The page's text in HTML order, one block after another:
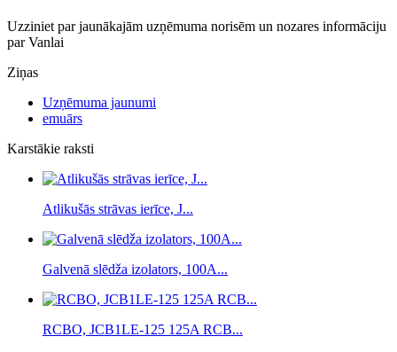
Uzziniet par jaunākajām uzņēmuma norisēm un nozares informāciju
par Vanlai
Ziņas
Uzņēmuma jaunumi
emuārs
Karstākie raksti
Atlikušās strāvas ierīce, J...
Galvenā slēdža izolators, 100A...
RCBO, JCB1LE-125 125A RCB...